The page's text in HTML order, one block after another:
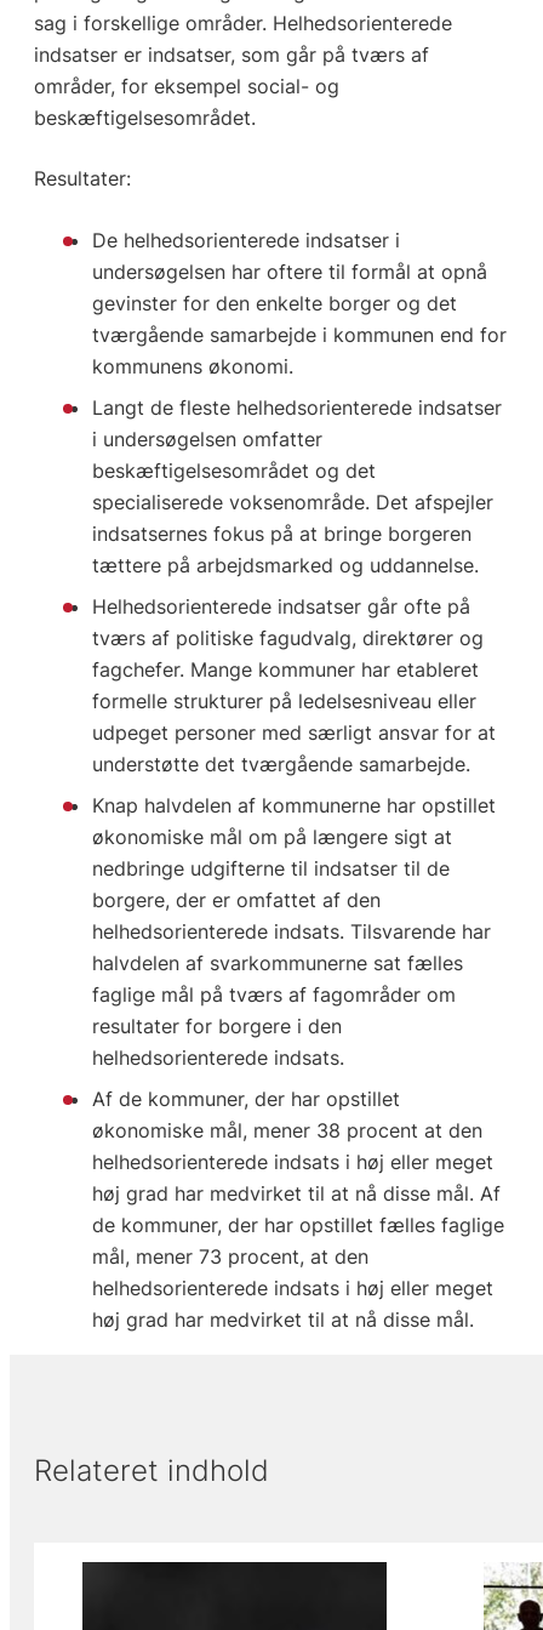
sag i forskellige områder. Helhedsorienterede
indsatser er indsatser, som går på tværs af
områder, for eksempel social- og
beskæftigelsesområdet.
Resultater:
De helhedsorienterede indsatser i
undersøgelsen har oftere til formål at opnå
gevinster for den enkelte borger og det
tværgående samarbejde i kommunen end for
kommunens økonomi.
Langt de fleste helhedsorienterede indsatser
i undersøgelsen omfatter
beskæftigelsesområdet og det
specialiserede voksenområde. Det afspejler
indsatsernes fokus på at bringe borgeren
tættere på arbejdsmarked og uddannelse.
Helhedsorienterede indsatser går ofte på
tværs af politiske fagudvalg, direktører og
fagchefer. Mange kommuner har etableret
formelle strukturer på ledelsesniveau eller
udpeget personer med særligt ansvar for at
understøtte det tværgående samarbejde.
Knap halvdelen af kommunerne har opstillet
økonomiske mål om på længere sigt at
nedbringe udgifterne til indsatser til de
borgere, der er omfattet af den
helhedsorienterede indsats. Tilsvarende har
halvdelen af svarkommunerne sat fælles
faglige mål på tværs af fagområder om
resultater for borgere i den
helhedsorienterede indsats.
Af de kommuner, der har opstillet
økonomiske mål, mener 38 procent at den
helhedsorienterede indsats i høj eller meget
høj grad har medvirket til at nå disse mål. Af
de kommuner, der har opstillet fælles faglige
mål, mener 73 procent, at den
helhedsorienterede indsats i høj eller meget
høj grad har medvirket til at nå disse mål.
Relateret indhold
Viser slide 1 af 2